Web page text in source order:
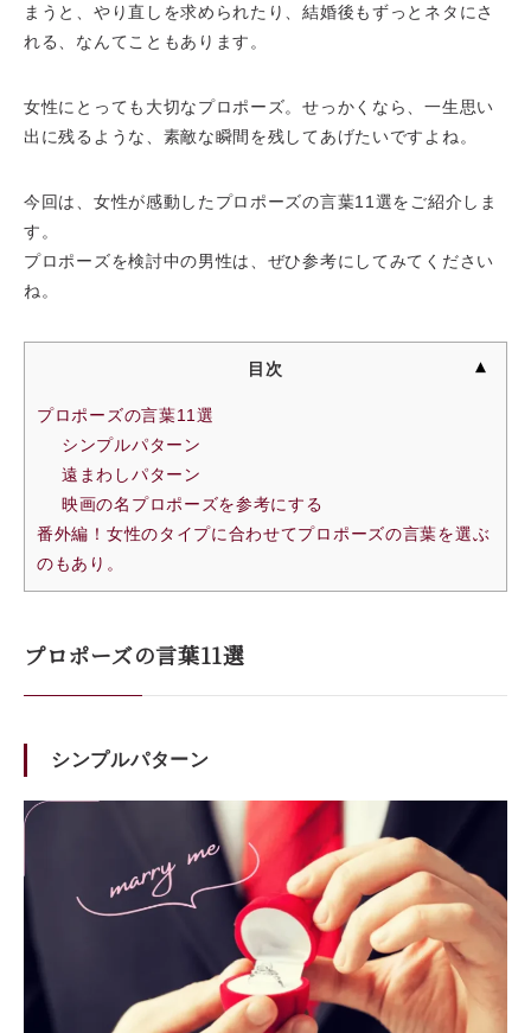
まうと、やり直しを求められたり、結婚後もずっとネタにさ
れる、なんてこともあります。
女性にとっても大切なプロポーズ。せっかくなら、一生思い
出に残るような、素敵な瞬間を残してあげたいですよね。
今回は、女性が感動したプロポーズの言葉11選をご紹介しま
す。
プロポーズを検討中の男性は、ぜひ参考にしてみてください
ね。
目次
プロポーズの言葉11選
シンプルパターン
遠まわしパターン
映画の名プロポーズを参考にする
番外編！女性のタイプに合わせてプロポーズの言葉を選ぶ
のもあり。
プロポーズの言葉11選
シンプルパターン